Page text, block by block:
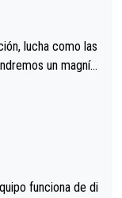
lucha como las
un magnífi
funciona de di